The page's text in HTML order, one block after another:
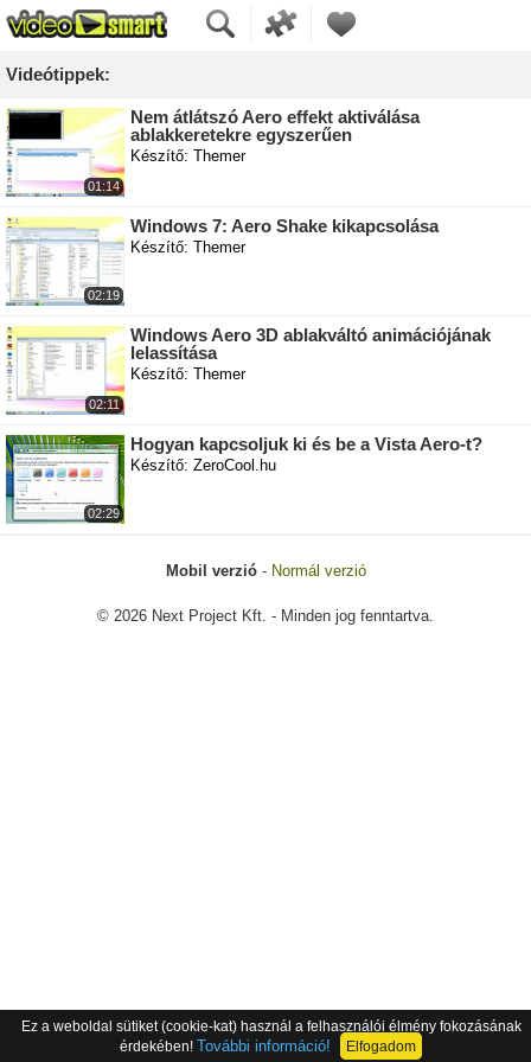
Videótippek:
01:14
Nem átlátszó Aero effekt aktiválása
ablakkeretekre egyszerűen
Készítő: Themer
02:19
Windows 7: Aero Shake kikapcsolása
Készítő: Themer
02:11
Windows Aero 3D ablakváltó animációjának
lelassítása
Készítő: Themer
02:29
Hogyan kapcsoljuk ki és be a Vista Aero-t?
Készítő: ZeroCool.hu
Mobil verzió- Normál verzió
© 2026 Next Project Kft. - Minden jog fenntartva.
Ez a weboldal sütiket (cookie-kat) használ a felhasználói élmény fokozásának
érdekében! További információ! Elfogadom